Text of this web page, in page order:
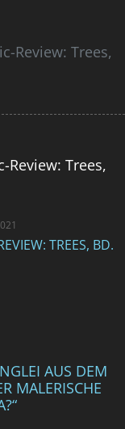
Review: Trees,
TREES, BD.
AUS DEM
MALERISCHE